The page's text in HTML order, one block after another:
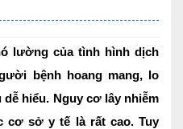
lường của tình hình dịch
bệnh hoang mang, lo
hiểu. Nguy cơ lây nhiễm
cơ sở y tế là rất cao. Tuy